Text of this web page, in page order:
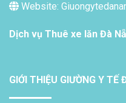
Website:
Dịch vụ Thuê xe lăn Đà
GIỚI THIỆU GIƯỜNG Y TẾ